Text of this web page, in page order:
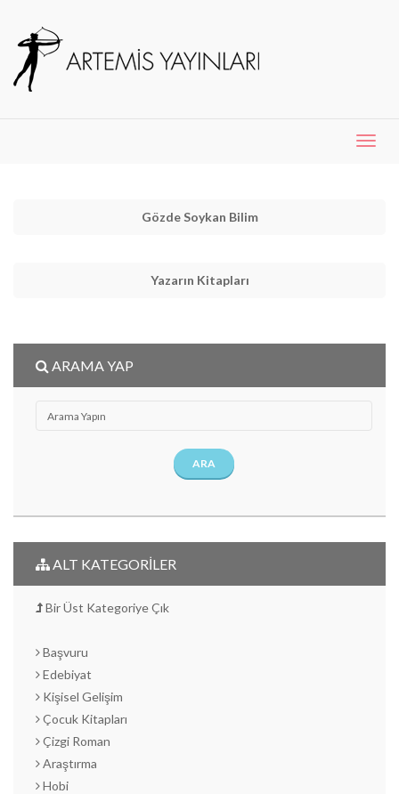
Gözde Soykan Bilim
Yazarın Kitapları
ARAMA YAP
ARA
ALT KATEGORİLER
Bir Üst Kategoriye Çık
Başvuru
Edebiyat
Kişisel Gelişim
Çocuk Kitapları
Çizgi Roman
Araştırma
Hobi